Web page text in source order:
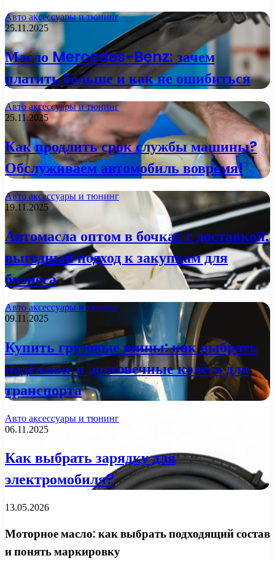
Авто аксессуары и тюнинг
25.11.2025
Масло Mercedes-Benz: зачем
платить больше и как не ошибиться
Авто аксессуары и тюнинг
25.11.2025
Как продлить срок службы машины?
Обслуживаем автомобиль вовремя!
Авто аксессуары и тюнинг
19.11.2025
Автомасла оптом в бочках с доставкой:
выгодный подход к закупкам для
бизнеса
Авто аксессуары и тюнинг
09.11.2025
Купить грузовые шины: как выбрать
надёжные и долговечные колёса для
транспорта
Авто аксессуары и тюнинг
06.11.2025
Как выбрать зарядку для
электромобиля?
13.05.2026
Моторное масло: как выбрать подходящий состав
и понять маркировку